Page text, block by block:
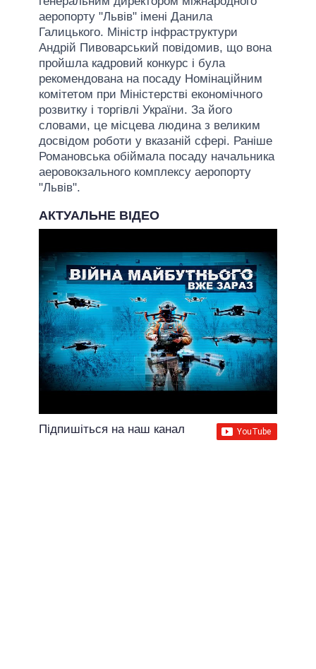
аеропорту "Львів" імені Данила
Галицького. Міністр інфраструктури
Андрій Пивоварський повідомив, що вона
пройшла кадровий конкурс і була
рекомендована на посаду Номінаційним
комітетом при Міністерстві економічного
розвитку і торгівлі України. За його
словами, це місцева людина з великим
досвідом роботи у вказаній сфері. Раніше
Романовська обіймала посаду начальника
аеровокзального комплексу аеропорту
"Львів".
АКТУАЛЬНЕ ВІДЕО
Підпишіться на наш канал